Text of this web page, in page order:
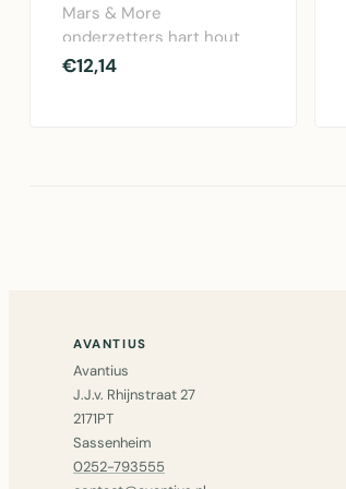
Mars & More
onderzetters hart hout
10x10cm set van 6.
€12,14
AVANTIUS
Avantius
J.J.v. Rhijnstraat 27
2171PT
Sassenheim
0252-793555